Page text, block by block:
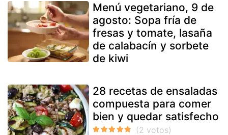
Menú vegetariano, 9 de
agosto: Sopa fría de
fresas y tomate, lasaña
de calabacín y sorbete
de kiwi
28 recetas de ensaladas
compuesta para comer
bien y quedar satisfecho